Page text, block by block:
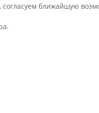
ближайшую